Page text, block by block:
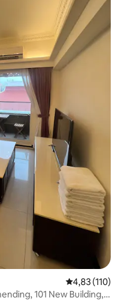
4,83 de uma
4,83 (110)
101 New Building,